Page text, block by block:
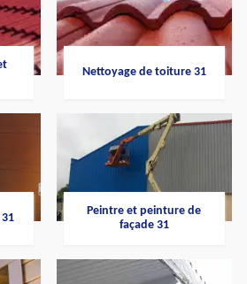
Nettoyage de toiture 31
Peintre et peinture de
façade 31